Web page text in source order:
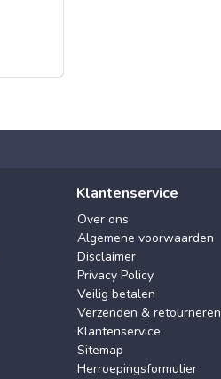
Klantenservice
Over ons
Algemene voorwaarden
Disclaimer
Privacy Policy
Veilig betalen
Verzenden & retourneren
Klantenservice
Sitemap
Herroepingsformulier